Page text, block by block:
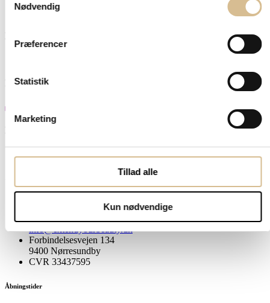
Nødvendig
Præferencer
Statistik
Marketing
Tillad alle
Kun nødvendige
Bestil inden 16 og pakken sendes samme dag
Fri fragt over 499,-
Betal på afdrag med viabill eller Anyday
42775257
info@extendyourbeauty.dk
Forbindelsesvejen 134
9400 Nørresundby
CVR 33437595
Åbningstider